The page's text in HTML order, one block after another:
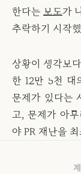
한다는 보도가
추락하기 시작했
상황이 생각보
한 12만 5천 대
문제가 있다는
고, 문제가 아
야 PR 재난을